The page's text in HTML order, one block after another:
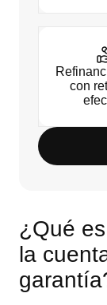
con
¿Qué
la